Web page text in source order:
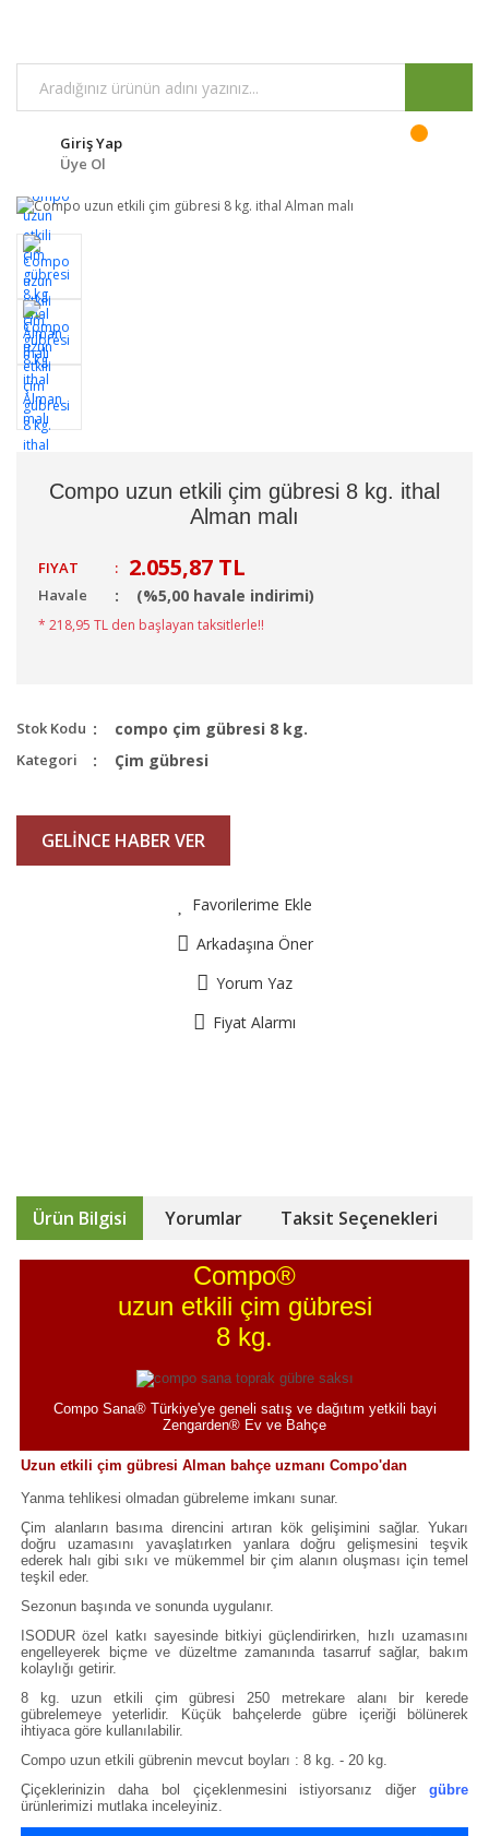
Giriş Yap
Üye Ol
Compo uzun etkili çim gübresi 8 kg. ithal
Alman malı
FIYAT : 2.055,87 TL
Havale (%5,00 havale indirimi)
* 218,95 TL den başlayan taksitlerle!!
Stok Kodu compo çim gübresi 8 kg.
Kategori Çim gübresi
GELİNCE HABER VER
Favorilerime Ekle
Arkadaşına Öner
Yorum Yaz
Fiyat Alarmı
Ürün Bilgisi Yorumlar Taksit Seçenekleri
Compo®
uzun etkili çim gübresi
8 kg.
Compo Sana® Türkiye'ye geneli satış ve dağıtım yetkili bayi
Zengarden® Ev ve Bahçe
Uzun etkili çim gübresi Alman bahçe uzmanı Compo'dan
Yanma tehlikesi olmadan gübreleme imkanı sunar.
Çim alanların basıma direncini artıran kök gelişimini sağlar. Yukarı
doğru uzamasını yavaşlatırken yanlara doğru gelişmesini teşvik
ederek halı gibi sıkı ve mükemmel bir çim alanın oluşması için temel
teşkil eder.
Sezonun başında ve sonunda uygulanır.
ISODUR özel katkı sayesinde bitkiyi güçlendirirken, hızlı uzamasını
engelleyerek biçme ve düzeltme zamanında tasarruf sağlar, bakım
kolaylığı getirir.
8 kg. uzun etkili çim gübresi 250 metrekare alanı bir kerede
gübrelemeye yeterlidir. Küçük bahçelerde gübre içeriği bölünerek
ihtiyaca göre kullanılabilir.
Compo uzun etkili gübrenin mevcut boyları : 8 kg. - 20 kg.
Çiçeklerinizin daha bol çiçeklenmesini istiyorsanız diğer gübre
ürünlerimizi mutlaka inceleyiniz.